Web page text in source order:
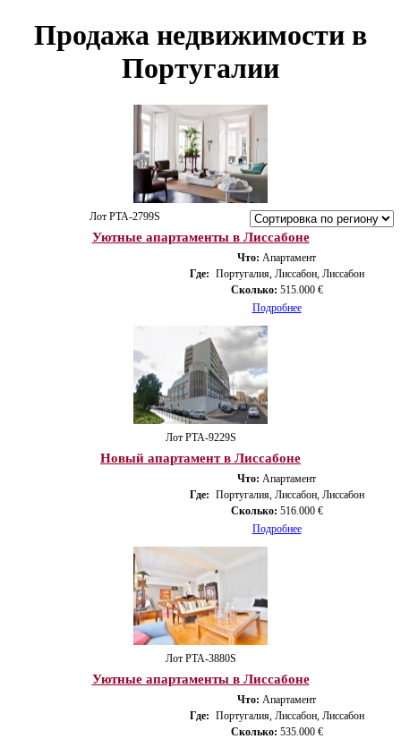
Продажа недвижимости в
Португалии
Лот PTA-2799S
Уютные апартаменты в Лиссабоне
Что: Апартамент
Где: Португалия, Лиссабон, Лиссабон
Сколько: 515.000 €
Подробнее
Лот PTA-9229S
Новый апартамент в Лиссабоне
Что: Апартамент
Где: Португалия, Лиссабон, Лиссабон
Сколько: 516.000 €
Подробнее
Лот PTA-3880S
Уютные апартаменты в Лиссабоне
Что: Апартамент
Где: Португалия, Лиссабон, Лиссабон
Сколько: 535.000 €